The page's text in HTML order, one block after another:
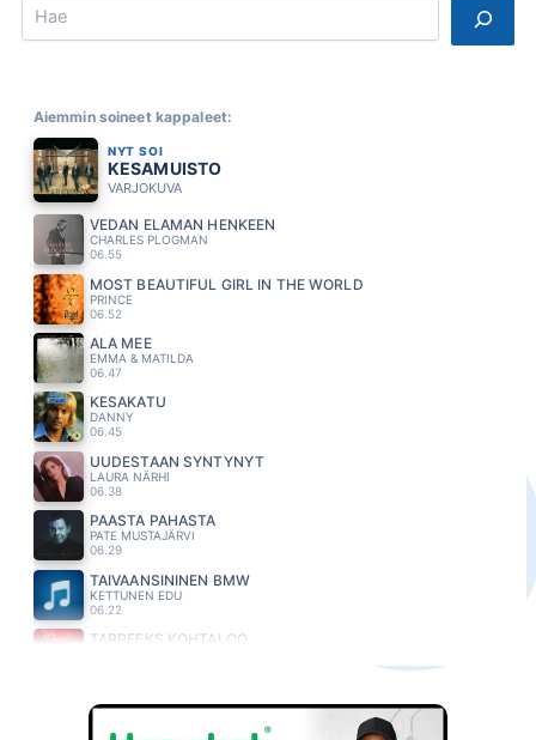
Aiemmin soineet kappaleet:
NYT SOI
KESAMUISTO
VARJOKUVA
VEDÄN ELÄMÄN HENKEEN
CHARLES PLOGMAN
06.55
MOST BEAUTIFUL GIRL IN THE WORLD
PRINCE
06.52
ÄLÄ MEE
EMMA & MATILDA
06.47
KESAKATU
DANNY
06.45
UUDESTAAN SYNTYNYT
LAURA NÄRHI
06.38
PÄÄSTÄ PAHASTA
PATE MUSTAJÄRVI
06.29
TAIVAANSININEN BMW
KETTUNEN EDU
06.22
TARPEEKS KOHTALOO
CIAN DUCROT